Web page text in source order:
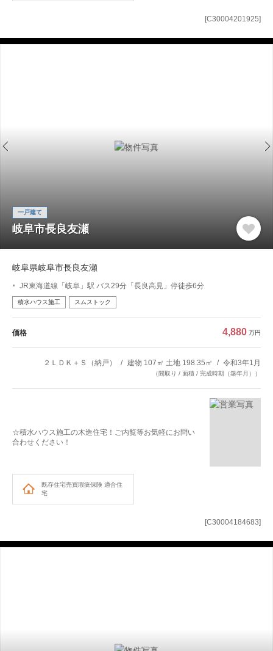
[C30004201925]
既存住宅売買瑕疵保険 適合住
宅
[C30004184683]
一戸建て
岐阜市長良友瀬
岐阜県岐阜市長良友瀬
JR東海道線「岐阜」駅 バス29分「長良高見」停徒歩6分
積水ハウス施工 スムストック
価格 4,880 万円
２ＬＤＫ＋Ｓ（納戸） 建物 107㎡ 土地 198.35㎡ 令和3年1月
（間取り / 面積 / 完成時期（築年月））
☆積水ハウス施工の木造住宅！ご内覧等お気軽にお問い
合わせください！